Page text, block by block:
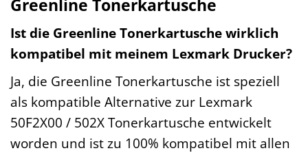
Greenline Tonerkartusche
Ist die Greenline Tonerkartusche wirklich
kompatibel mit meinem Lexmark Drucker?
Ja, die Greenline Tonerkartusche ist speziell
als kompatible Alternative zur Lexmark
50F2X00 / 502X Tonerkartusche entwickelt
worden und ist zu 100% kompatibel mit allen